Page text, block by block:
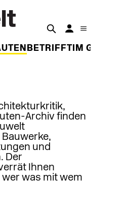
BETRIFFT IM
Archiv finden
und
Der
Ihnen
was mit wem